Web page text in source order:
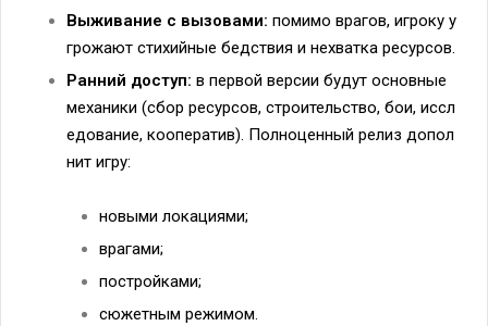
Выживание с вызовами: помимо врагов, игроку у
грожают стихийные бедствия и нехватка ресурсов.
Ранний доступ: в первой версии будут основные
механики (сбор ресурсов, строительство, бои, иссл
едование, кооператив). Полноценный релиз допол
нит игру:
новыми локациями;
врагами;
постройками;
сюжетным режимом.